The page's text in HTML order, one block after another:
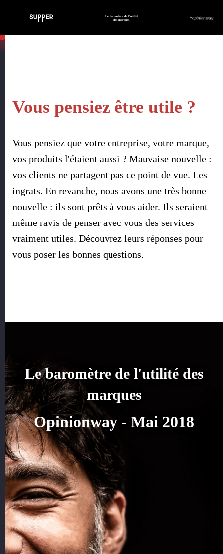
Le baromètre de l'utilité
des marques
Vous pensiez être utile ?
Vous pensiez que votre entreprise, votre marque,
vos produits l'étaient aussi ? Mauvaise nouvelle :
vos clients ne partagent pas ce point de vue. Les
ingrats. En revanche, nous avons une très bonne
nouvelle : ils sont prêts à vous aider. Ils seraient
même ravis de penser avec vous des services
vraiment utiles. Découvrez leurs réponses pour
vous poser les bonnes questions.
Le baromètre de l'utilité des
marques
Opinionway - Mai 2018